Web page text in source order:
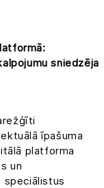
sniedzēja
īpašuma
platforma
un
speciālistus